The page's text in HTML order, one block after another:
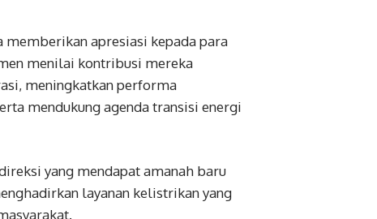
memberikan apresiasi kepada para
menilai kontribusi mereka
meningkatkan performa
mendukung agenda transisi energi
yang mendapat amanah baru
layanan kelistrikan yang